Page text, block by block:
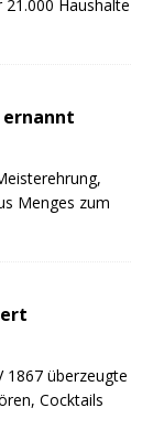
Haushalte
ernannt
Menges zum
1867 überzeugte
Cocktails